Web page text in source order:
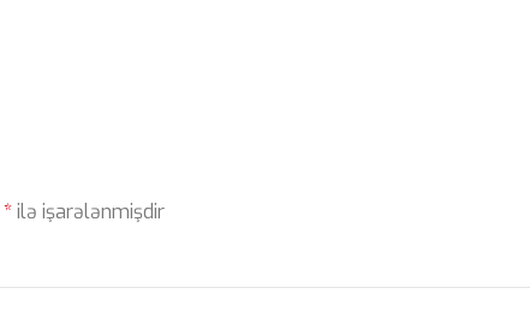
*ilə işarələnmişdir